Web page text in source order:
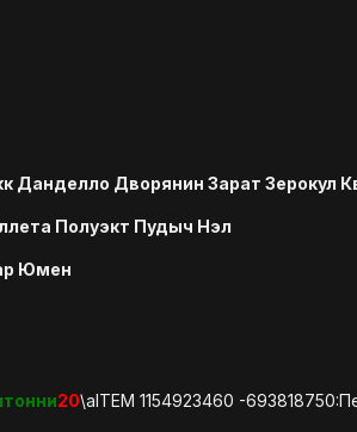
Данделло Дворянин Зарат Зерокул
Полуэкт Пудыч Нэл
Юмен
20\aITEM 1154923460 -